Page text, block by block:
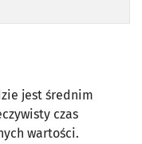
jest średnim
czas
wartości.